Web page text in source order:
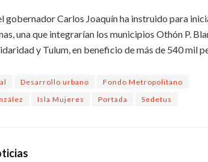
gobernador Carlos Joaquín ha instruido para
una que integrarían los municipios Othón P.
y Tulum, en beneficio de más de 540 mil
Desarrollo urbano
Fondo Metropolitano
Isla Mujeres Portada Sedetus